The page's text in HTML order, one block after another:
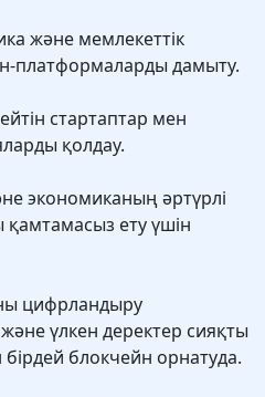
және мемлекеттік
платформаларды дамыту.
стартаптар мен
қолдау.
экономиканың әртүрлi
ету үшiн
цифрландыру
үлкен деректер сияқты
блокчейн орнатуда.